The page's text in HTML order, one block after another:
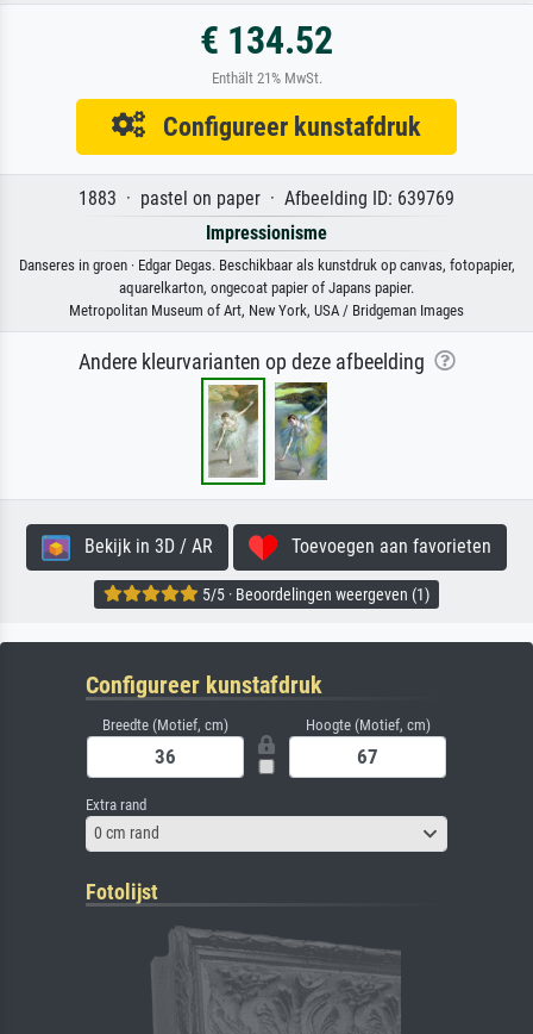
€ 134.52
Enthält 21% MwSt.
Configureer kunstafdruk
1883 · pastel on paper · Afbeelding ID: 639769
Impressionisme
Danseres in groen · Edgar Degas. Beschikbaar als kunstdruk op canvas, fotopapier,
aquarelkarton, ongecoat papier of Japans papier.
Metropolitan Museum of Art, New York, USA / Bridgeman Images
Andere kleurvarianten op deze afbeelding
Bekijk in 3D / AR Toevoegen aan favorieten
5/5 · Beoordelingen weergeven (1)
Configureer kunstafdruk
Breedte (Motief, cm) Hoogte (Motief, cm)
Extra rand
0 cm rand
Fotolijst